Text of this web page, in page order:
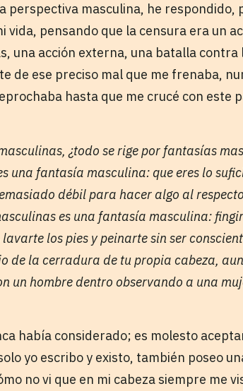
perspectiva masculina, he respondido,
vida, pensando que la censura era un
una acción externa, una batalla contra
de ese preciso mal que me frenaba,
hasta que me crucé con este
¿todo se rige por fantasías
una fantasía masculina: que eres lo
débil para hacer algo al
es una fantasía masculina:
los pies y peinarte sin ser
de la cerradura de tu propia cabeza,
un hombre dentro observando a una
había considerado; es molesto
yo escribo y existo, también poseo
no vi que en mi cabeza siempre me